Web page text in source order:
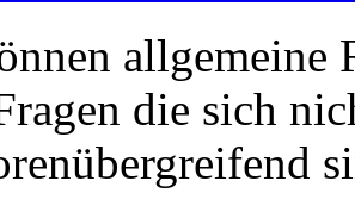
allgemeine
die sich